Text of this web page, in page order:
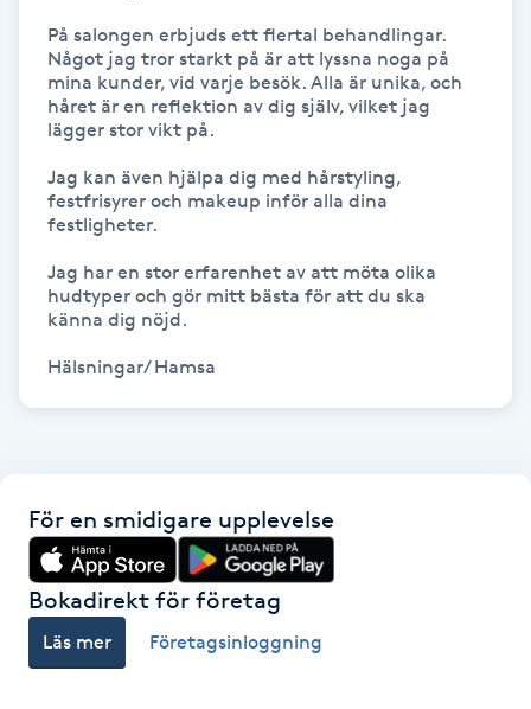
Funktionsanalys
Färgning
Föning
Gel naglar
Gelenaglar
Gellack
Gravidmassage
Gravidyoga
Gruppträning
På salongen erbjuds ett flertal behandlingar.
Något jag tror starkt på är att lyssna noga på
mina kunder, vid varje besök. Alla är unika, och
håret är en reflektion av dig själv, vilket jag
lägger stor vikt på.
Jag kan även hjälpa dig med hårstyling,
festfrisyrer och makeup inför alla dina
festligheter.
Jag har en stor erfarenhet av att möta olika
hudtyper och gör mitt bästa för att du ska
känna dig nöjd.
Hälsningar/ Hamsa
För en smidigare upplevelse
Bokadirekt för företag
Läs mer Företagsinloggning